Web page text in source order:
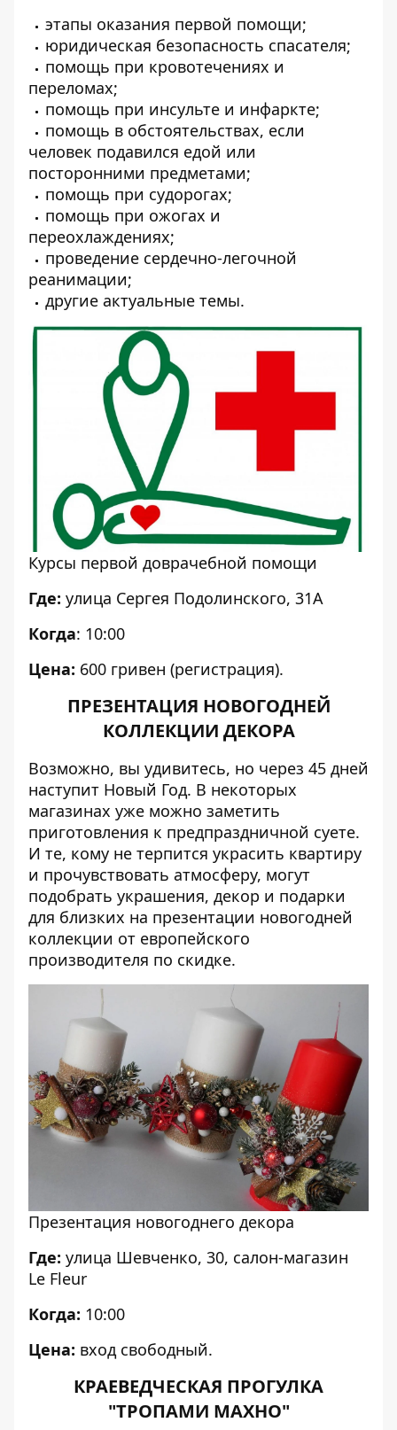
этапы оказания первой помощи;
юридическая безопасность спасателя;
помощь при кровотечениях и
переломах;
помощь при инсульте и инфаркте;
помощь в обстоятельствах, если
человек подавился едой или
посторонними предметами;
помощь при судорогах;
помощь при ожогах и
переохлаждениях;
проведение сердечно-легочной
реанимации;
другие актуальные темы.
Курсы первой доврачебной помощи
Где: улица Сергея Подолинского, 31А
Когда: 10:00
Цена: 600 гривен (регистрация).
ПРЕЗЕНТАЦИЯ НОВОГОДНЕЙ
КОЛЛЕКЦИИ ДЕКОРА
Возможно, вы удивитесь, но через 45 дней
наступит Новый Год. В некоторых
магазинах уже можно заметить
приготовления к предпраздничной суете.
И те, кому не терпится украсить квартиру
и прочувствовать атмосферу, могут
подобрать украшения, декор и подарки
для близких на презентации новогодней
коллекции от европейского
производителя по скидке.
Презентация новогоднего декора
Где: улица Шевченко, 30, салон-магазин
Le Fleur
Когда: 10:00
Цена: вход свободный.
КРАЕВЕДЧЕСКАЯ ПРОГУЛКА
"ТРОПАМИ МАХНО"